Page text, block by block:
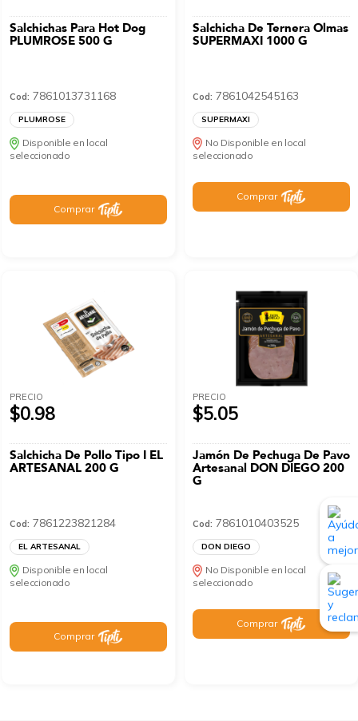
Salchichas Para Hot Dog
PLUMROSE 500 G
Cod: 7861013731168
PLUMROSE
Disponible en local
seleccionado
Comprar
Salchicha De Ternera Olmas
SUPERMAXI 1000 G
Cod: 7861042545163
SUPERMAXI
No Disponible en local
seleccionado
Comprar
PRECIO
$0.98
Salchicha De Pollo Tipo I EL
ARTESANAL 200 G
Cod: 7861223821284
EL ARTESANAL
Disponible en local
seleccionado
Comprar
PRECIO
$5.05
Jamón De Pechuga De Pavo
Artesanal DON DIEGO 200
G
Cod: 7861010403525
DON DIEGO
No Disponible en local
seleccionado
Comprar